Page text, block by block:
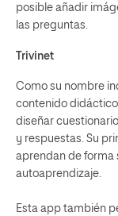
posible añadir
las preguntas.
Trivinet
Como su nombre
contenido
diseñar
y respuestas. Su
aprendan de forma
autoaprendizaje.
Esta app también